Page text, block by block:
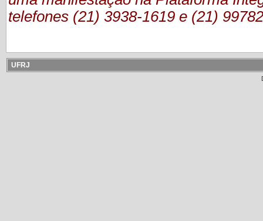
telefones (21) 3938-1619 e (21)
UFRJ